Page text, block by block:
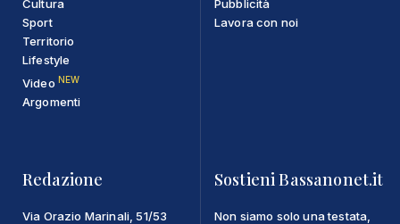
Cultura
Sport
Territorio
Lifestyle
Video NEW
Argomenti
Pubblicità
Lavora con noi
Redazione
Via Orazio Marinali, 51/53
Sostieni Bassanonet.it
Non siamo solo una testata,